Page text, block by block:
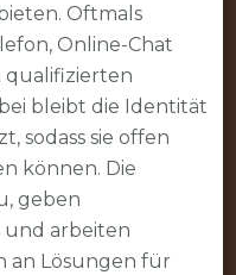
Oftmals
Online-Chat
qualifizierten
bleibt die Identität
sodass sie offen
können. Die
geben
arbeiten
an Lösungen für